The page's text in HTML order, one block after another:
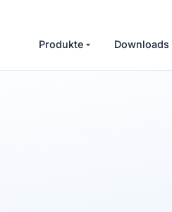
Produkte Downloads